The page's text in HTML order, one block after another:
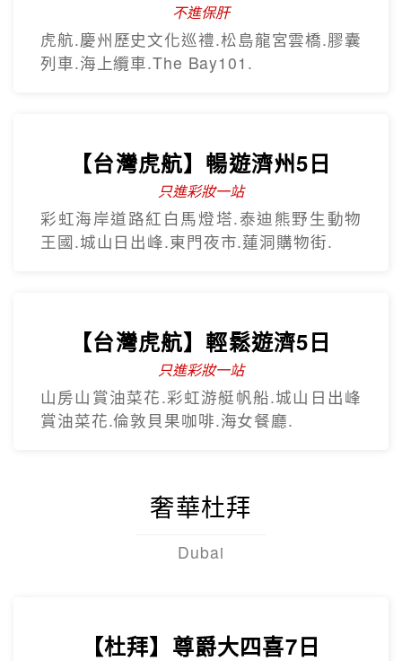
不進保肝
虎航.慶州歷史文化巡禮.松島龍宮雲橋.膠囊
列車.海上纜車.The Bay101.
【台灣虎航】暢遊濟州5日
只進彩妝一站
彩虹海岸道路紅白馬燈塔.泰迪熊野生動物
王國.城山日出峰.東門夜市.蓮洞購物街.
【台灣虎航】輕鬆遊濟5日
只進彩妝一站
山房山賞油菜花.彩虹游艇帆船.城山日出峰
賞油菜花.倫敦貝果咖啡.海女餐廳.
奢華杜拜
Dubai
【杜拜】尊爵大四喜7日